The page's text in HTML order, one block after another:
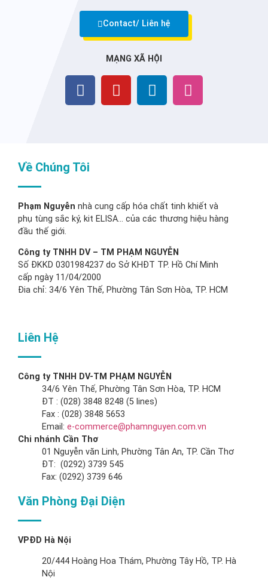
Contact/ Liên hệ
MẠNG XÃ HỘI
Về Chúng Tôi
Phạm Nguyễn nhà cung cấp hóa chất tinh khiết và
phụ tùng sắc ký, kit ELISA… của các thương hiệu hàng
đầu thế giới.
Công ty TNHH DV – TM PHẠM NGUYỄN
Số ĐKKD 0301984237 do Sở KHĐT TP. Hồ Chí Minh
cấp ngày 11/04/2000
Đia chỉ: 34/6 Yên Thế, Phường Tân Sơn Hòa, TP. HCM
Liên Hệ
Công ty TNHH DV-TM PHẠM NGUYỄN
34/6 Yên Thế, Phường Tân Sơn Hòa, TP. HCM
ĐT : (028) 3848 8248 (5 lines)
Fax : (028) 3848 5653
Email: e-commerce@phamnguyen.com.vn
Chi nhánh Cần Thơ
01 Nguyễn văn Linh, Phường Tân An, TP. Cần Thơ
ĐT: (0292) 3739 545
Fax: (0292) 3739 646
Văn Phòng Đại Diện
VPĐD Hà Nội
20/444 Hoàng Hoa Thám, Phường Tây Hồ, TP. Hà
Nội